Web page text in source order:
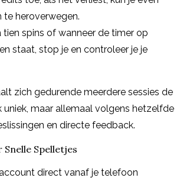
te heroverwegen.
tien spins of wanneer de timer op
staat, stop je en controleer je je
zich gedurende meerdere sessies de
maar allemaal volgens hetzelfde
en directe feedback.
Spelletjes
direct vanaf je telefoon